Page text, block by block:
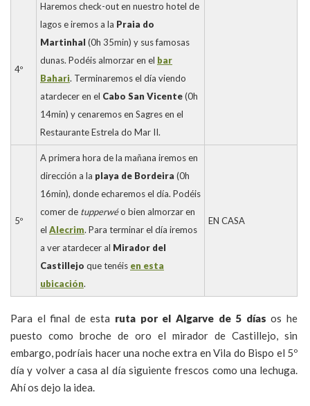
4º
Haremos check-out en nuestro hotel de
lagos e iremos a la Praia do
Martinhal (0h 35min) y sus famosas
dunas. Podéis almorzar en el bar
Bahari. Terminaremos el día viendo
atardecer en el Cabo San Vicente(0h
14min) y cenaremos en Sagres en el
Restaurante Estrela do Mar II.
5º
A primera hora de la mañana iremos en
dirección a la playa de Bordeira (0h
16min), donde echaremos el día. Podéis
comer de tupperwéo bien almorzar en
el Alecrim. Para terminar el día iremos
a ver atardecer al Mirador del
Castillejo que tenéis en esta
ubicación.
EN CASA
Para el final de esta ruta por el Algarve de 5 días os he
puesto como broche de oro el mirador de Castillejo, sin
embargo, podríais hacer una noche extra en Vila do Bispo el 5º
día y volver a casa al día siguiente frescos como una lechuga.
Ahí os dejo la idea.